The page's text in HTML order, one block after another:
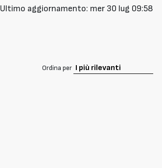
Ultimo aggiornamento: mer 30 lug 09:58
Ordina per